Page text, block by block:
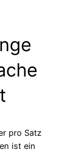
pro Satz
ist ein